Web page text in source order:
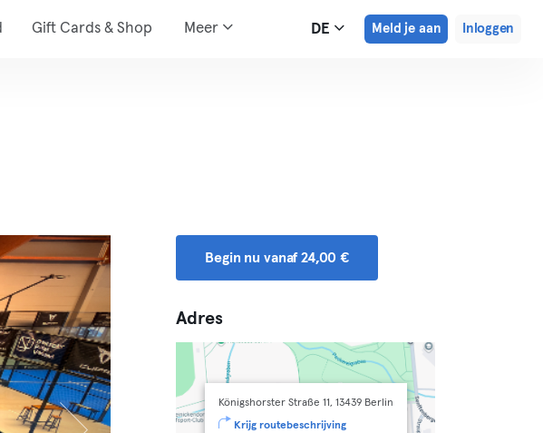
Gift Cards & Shop Meer DE Meld je aan Inloggen
Begin nu vanaf 24,00 €
Adres
Königshorster Straße 11, 13439 Berlin
Krijg routebeschrijving